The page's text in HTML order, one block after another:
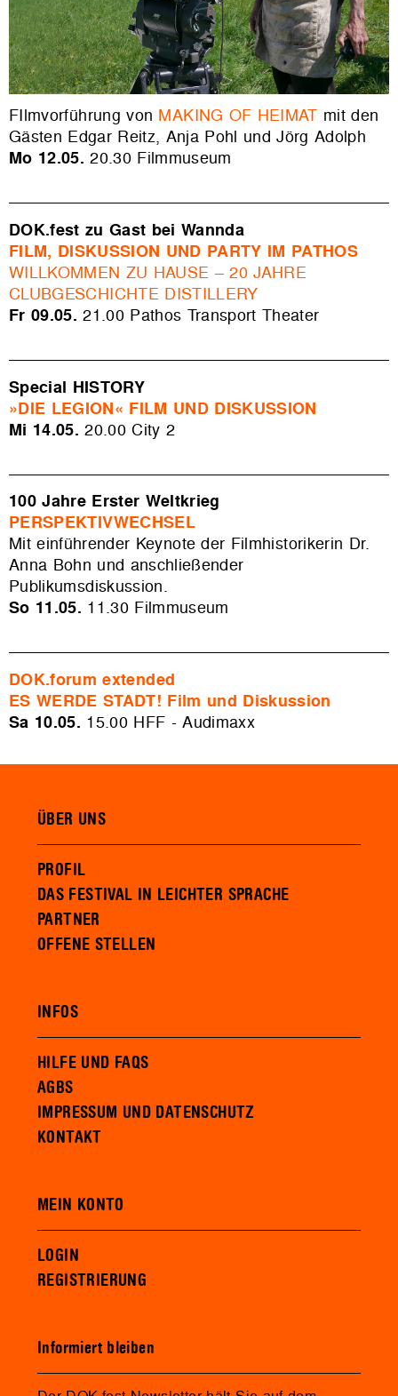
FIlmvorführung von MAKING OF HEIMAT mit den
Gästen Edgar Reitz, Anja Pohl und Jörg Adolph
Mo 12.05. 20.30 Filmmuseum
DOK.fest zu Gast bei Wannda
FILM, DISKUSSION UND PARTY IM PATHOS
WILLKOMMEN ZU HAUSE – 20 JAHRE
CLUBGESCHICHTE DISTILLERY
Fr 09.05. 21.00 Pathos Transport Theater
Special HISTORY
»DIE LEGION« FILM UND DISKUSSION
Mi 14.05. 20.00 City 2
100 Jahre Erster Weltkrieg
PERSPEKTIVWECHSEL
Mit einführender Keynote der Filmhistorikerin Dr.
Anna Bohn und anschließender
Publikumsdiskussion.
So 11.05. 11.30 Filmmuseum
DOK.forum extended
ES WERDE STADT! Film und Diskussion
Sa 10.05. 15.00 HFF - Audimaxx
ÜBER UNS
PROFIL
DAS FESTIVAL IN LEICHTER SPRACHE
PARTNER
OFFENE STELLEN
INFOS
HILFE UND FAQS
AGBS
IMPRESSUM UND DATENSCHUTZ
KONTAKT
MEIN KONTO
LOGIN
REGISTRIERUNG
Informiert bleiben